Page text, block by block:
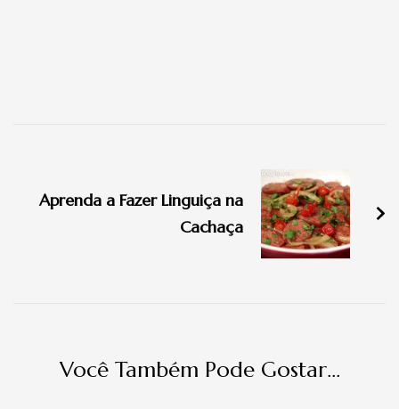
post
Aprenda a Fazer Linguiça na
Cachaça
Você Também Pode Gostar...